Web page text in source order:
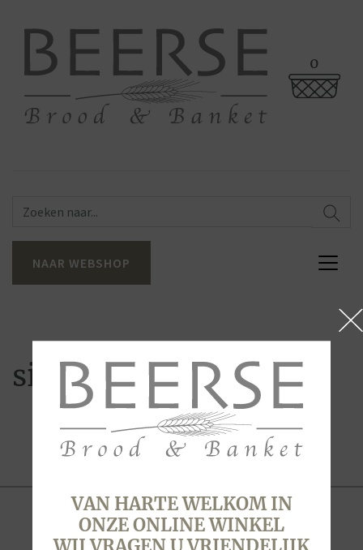
0
NAAR WEBSHOP
sint snoep
VAN HARTE WELKOM IN
ONZE ONLINE WINKEL